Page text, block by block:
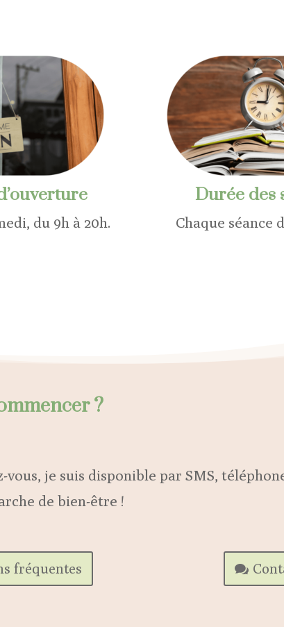
du 9h à 20h.
Durée des
Chaque séance
?
je suis disponible par SMS,
de bien-être !
fréquentes